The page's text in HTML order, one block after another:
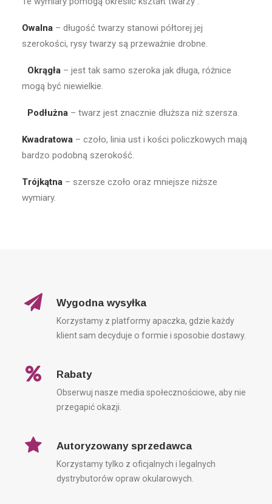
Owalna – długość twarzy stanowi półtorej jej
szerokości, rysy twarzy są przeważnie drobne.
Okrągła – jest tak samo szeroka jak długa, różnice
mogą być niewielkie.
Podłużna – twarz jest znacznie dłuższa niż szersza.
Kwadratowa – czoło, linia ust i kości policzkowych mają
bardzo podobną szerokość.
Trójkątna – szersze czoło oraz mniejsze niższe
wymiary.
Wygodna wysyłka
Korzystamy z platformy apaczka, gdzie każdy
klient sam decyduje o formie i sposobie dostawy.
Rabaty
Obserwuj nasze media społecznościowe, aby nie
przegapić okazji.
Autoryzowany sprzedawca
Korzystamy tylko z oficjalnych i legalnych
dystrybutorów opraw okularowych.